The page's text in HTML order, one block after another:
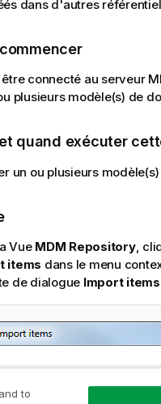
dans d'autres
connecté au serveur
plusieurs modèle(s) de
quand exécuter
un ou plusieurs
Vue MDM Repository,
items dans le menu
de dialogue Import items
to